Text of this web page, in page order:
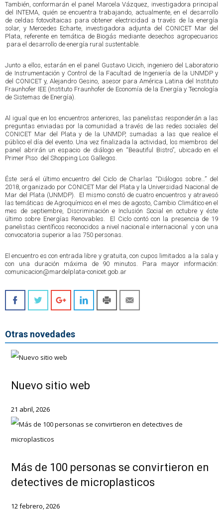
También, conformarán el panel Marcela Vázquez, investigadora principal
del INTEMA, quién se encuentra trabajando, actualmente, en el desarrollo
de celdas fotovoltaicas para obtener electricidad a través de la energía
solar, y Mercedes Echarte, investigadora adjunta del CONICET Mar del
Plata, referente en temática de Biogás mediante desechos agropecuarios
para el desarrollo de energía rural sustentable.
Junto a ellos, estarán en el panel Gustavo Uicich, ingeniero del Laboratorio
de Instrumentación y Control de la Facultad de Ingeniería de la UNMDP y
del CONICET y, Alejandro Gesino, asesor para América Latina del Instituto
Fraunhofer IEE (Instituto Fraunhofer de Economía de la Energía y Tecnología
de Sistemas de Energía).
Al igual que en los encuentros anteriores, las panelistas responderán a las
preguntas enviadas por la comunidad a través de las redes sociales del
CONICET Mar del Plata y de la UNMDP, sumadas a las que realice el
público el día del evento. Una vez finalizada la actividad, los miembros del
panel abrirán un espacio de diálogo en “Beautiful Bistro”, ubicado en el
Primer Piso del Shopping Los Gallegos.
Éste será el último encuentro del Ciclo de Charlas “Diálogos sobre…” del
2018, organizado por CONICET Mar del Plata y la Universidad Nacional de
Mar del Plata (UNMDP). El mismo constó de cuatro encuentros y atravesó
las temáticas de Agroquímicos en el mes de agosto, Cambio Climático en el
mes de septiembre, Discriminación e Inclusión Social en octubre y éste
último sobre Energías Renovables. El Ciclo contó con la presencia de 19
panelistas científicos reconocidos a nivel nacional e internacional y con una
convocatoria superior a las 750 personas.
El encuentro es con entrada libre y gratuita, con cupos limitados a la sala y
con una duración máxima de 90 minutos. Para mayor información:
comunicacion@mardelplata-conicet.gob.ar
Otras novedades
Nuevo sitio web
21 abril, 2026
Más de 100 personas se convirtieron en
detectives de microplasticos
12 febrero, 2026